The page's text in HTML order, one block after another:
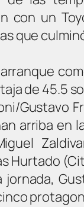
con un
que
de 45.5
Gustavo
arriba en
Hurtado